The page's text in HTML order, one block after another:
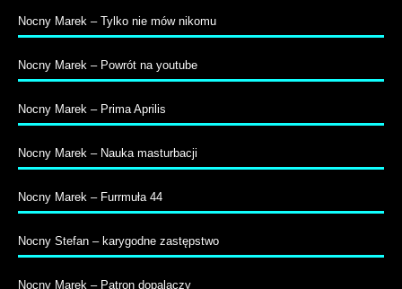
Nocny Marek – Tylko nie mów nikomu
Nocny Marek – Powrót na youtube
Nocny Marek – Prima Aprilis
Nocny Marek – Nauka masturbacji
Nocny Marek – Furrmuła 44
Nocny Stefan – karygodne zastępstwo
Nocny Marek – Patron dopalaczy